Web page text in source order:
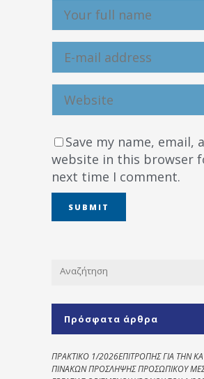
Save my name, email,
website in this browser
next time I comment.
Πρόσφατα άρθρα
ΠΡΑΚΤΙΚΟ 1/2026ΕΠΙΤΡΟΠΗΣ ΓΙΑ ΤΗΝ
ΠΙΝΑΚΩΝ ΠΡΟΣΛΗΨΗΣ ΠΡΟΣΩΠΙΚΟΥ